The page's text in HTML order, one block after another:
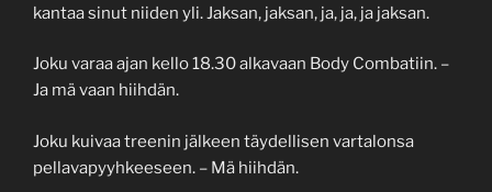
kantaa sinut niiden yli. Jaksan, jaksan, ja, ja, ja jaksan.
Joku varaa ajan kello 18.30 alkavaan Body Combatiin. –
Ja mä vaan hiihdän.
Joku kuivaa treenin jälkeen täydellisen vartalonsa
pellavapyyhkeeseen. – Mä hiihdän.